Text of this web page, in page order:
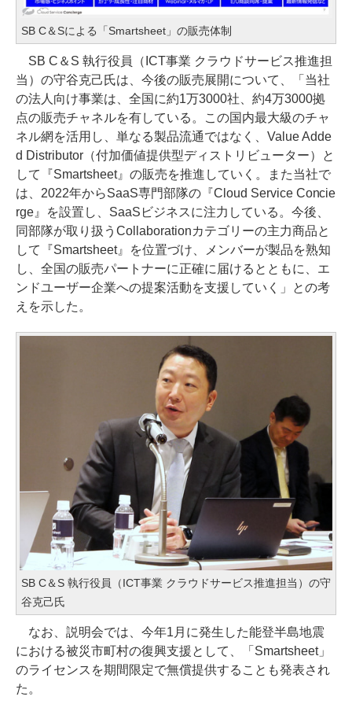
SB C＆Sによる「Smartsheet」の販売体制
SB C＆S 執行役員（ICT事業 クラウドサービス推進担
当）の守谷克己氏は、今後の販売展開について、「当社
の法人向け事業は、全国に約1万3000社、約4万3000拠
点の販売チャネルを有している。この国内最大級のチャ
ネル網を活用し、単なる製品流通ではなく、Value Adde
d Distributor（付加価値提供型ディストリビューター）と
して『Smartsheet』の販売を推進していく。また当社で
は、2022年からSaaS専門部隊の『Cloud Service Concie
rge』を設置し、SaaSビジネスに注力している。今後、
同部隊が取り扱うCollaborationカテゴリーの主力商品と
して『Smartsheet』を位置づけ、メンバーが製品を熟知
し、全国の販売パートナーに正確に届けるとともに、エ
ンドユーザー企業への提案活動を支援していく」との考
えを示した。
SB C＆S 執行役員（ICT事業 クラウドサービス推進担当）の守
谷克己氏
なお、説明会では、今年1月に発生した能登半島地震
における被災市町村の復興支援として、「Smartsheet」
のライセンスを期間限定で無償提供することも発表され
た。